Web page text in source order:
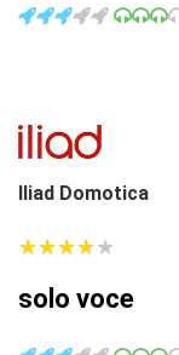
Iliad Domotica
★★★★★
★★★★★
solo voce